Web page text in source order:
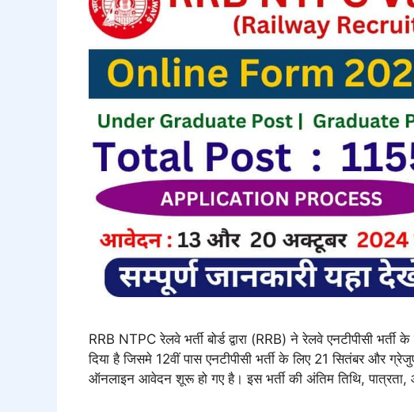
RRB NTPC रेलवे भर्ती बोर्ड द्वारा (RRB) ने रेलवे एनटीपीसी
दिया है जिसमे 12वीं पास एनटीपीसी भर्ती के लिए 21 सितंबर और
ऑनलाइन आवेदन शूरू हो गए है। इस भर्ती की अंतिम तिथि,